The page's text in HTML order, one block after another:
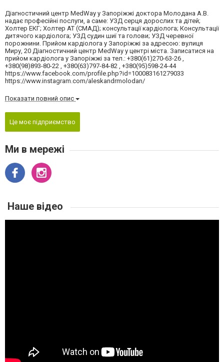
Діагностичний центр MedWay у Запоріжжі доктора Молодана А.В.
надає професійні послуги, а саме: УЗД серця дорослих та дітей;
Холтер ЕКГ; Холтер АТ (СМАД); консультації кардіолога; Консультації
дитячого кардіолога; УЗД судин шиї та голови; УЗД черевної
порожнини. Прийом кардіолога у Запоріжжі за адресою: вулиця
Миру, 20 Діагностичний центр MedWay у центрі міста. Записатися на
прийом кардіолога у Запоріжжі за тел.: +380(61)270-63-26 ,
+380(98)893-80-22 , +380(63)797-84-82 , +380(95)598-24-44
https://www.facebook.com/profile.php?id=100083161279033
https://www.instagram.com/aleskandrmolodan/
Показати повний опис
Це моє підприємство
Ми в мережі
Наше відео